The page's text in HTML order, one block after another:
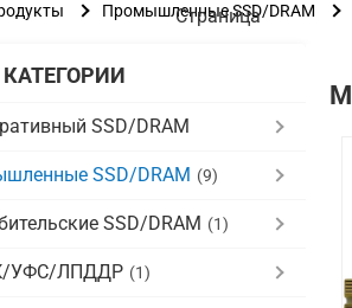
Страница
Промышленные SSD/DRAM
КАТЕГОРИИ
SSD/DRAM
SSD/DRAM (9)
SSD/DRAM (1)
УФС/ЛПДДР (1)